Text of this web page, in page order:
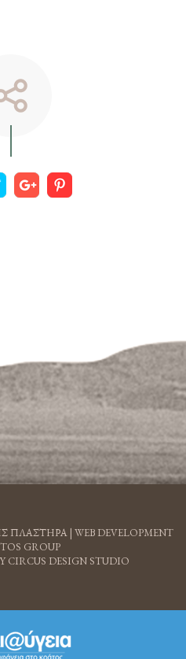
ΠΛΑΣΤΗΡΑ | WEB DEVELOPMENT
GROUP
CIRCUS DESIGN STUDIO